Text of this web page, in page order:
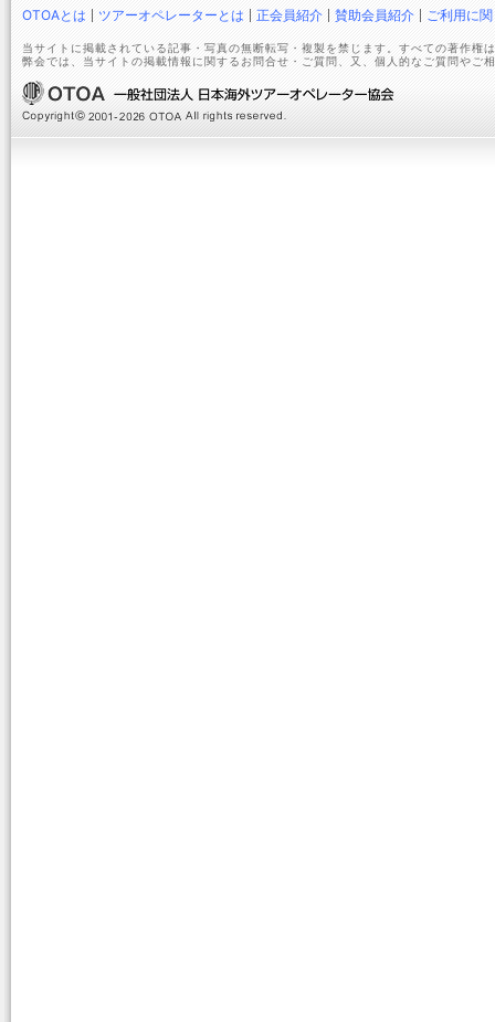
OTOAとは ツアーオペレーターとは 正会員紹介 賛助会員紹介 ご利用に
当サイトに掲載されている記事・写真の無断転写・複製を禁じます。すべての著作権
弊会では、当サイトの掲載情報に関するお問合せ・ご質問、又、個人的なご質問やご